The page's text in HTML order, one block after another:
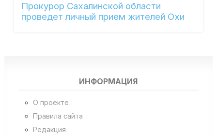
Прокурор Сахалинской области
проведет личный прием жителей Охи
ИНФОРМАЦИЯ
О проекте
Правила сайта
Редакция